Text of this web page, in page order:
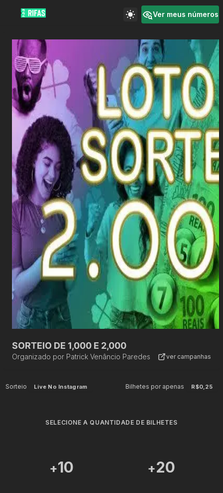
Ver meus números
SORTEIO DE 1,000 E 2,000
Organizado por Patrick Venâncio Paredes ver campanhas
Sorteio Live No Instagram Bilhetes por apenas R$0,25
SELECIONE A QUANTIDADE DE BILHETES
+10 +20